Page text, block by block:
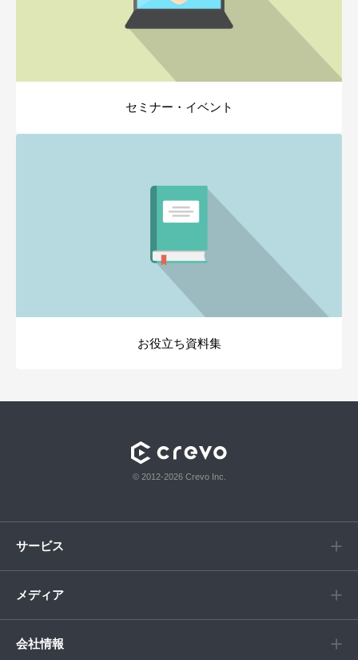
セミナー・イベント
お役立ち資料集
© 2012-2026 Crevo Inc.
サービス
メディア
会社情報